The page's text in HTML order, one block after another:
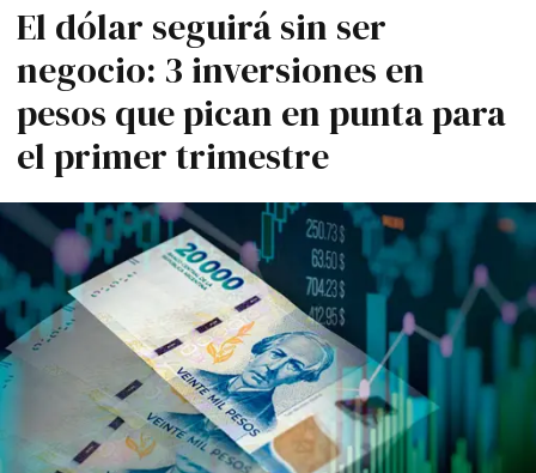
El dólar seguirá sin ser
negocio: 3 inversiones en
pesos que pican en punta para
el primer trimestre